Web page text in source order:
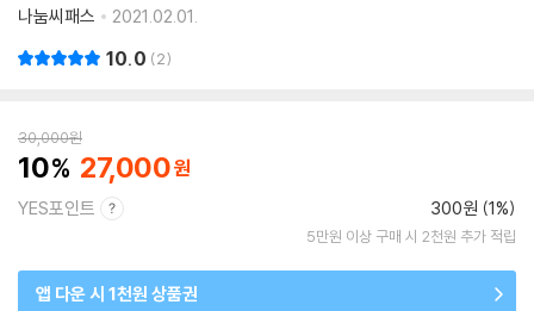
나눔씨패스
2021.02.01.
10.0 2
30,000원
10 27,000
YES포인트 300원 (1%)
5만원 이상 구매 시 2천원 추가 적립
앱 다운 시 1천원 상품권